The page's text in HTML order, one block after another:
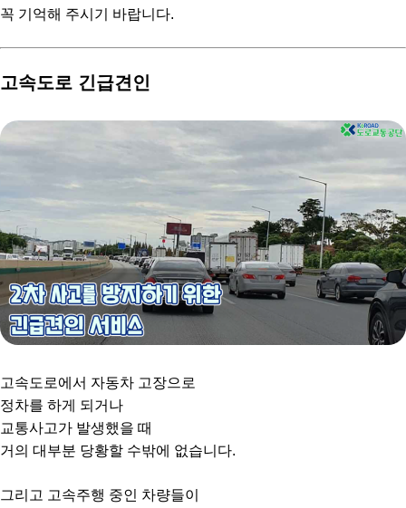
꼭 기억해 주시기 바랍니다.
고속도로 긴급견인
고속도로에서 자동차 고장으로
정차를 하게 되거나
교통사고가 발생했을 때
거의 대부분 당황할 수밖에 없습니다.
그리고 고속주행 중인 차량들이